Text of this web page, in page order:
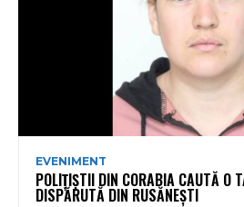
EVENIMENT
POLIȚIȘTII DIN CORABIA CAUTĂ O
DISPĂRUTĂ DIN RUSĂNEȘTI